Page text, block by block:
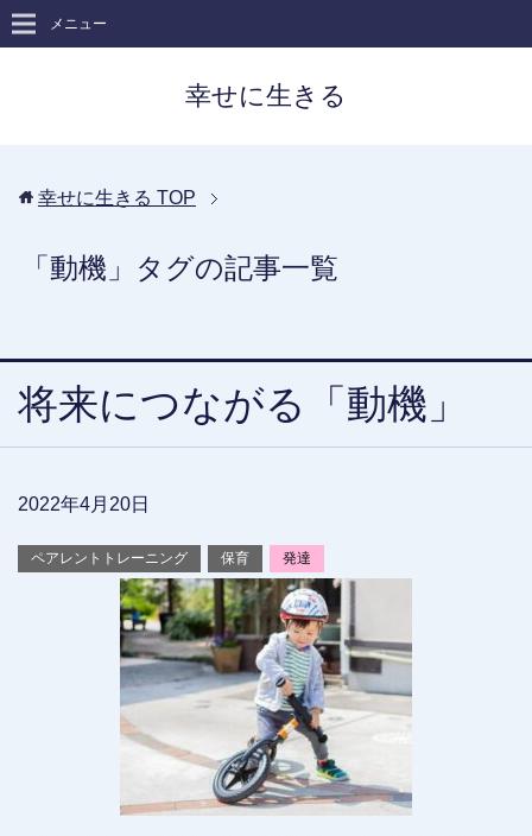
幸せに生きる
メニュー
幸せに生きる TOP
「動機」タグの記事一覧
将来につながる「動機」
2022年4月20日
ペアレントトレーニング 保育 発達